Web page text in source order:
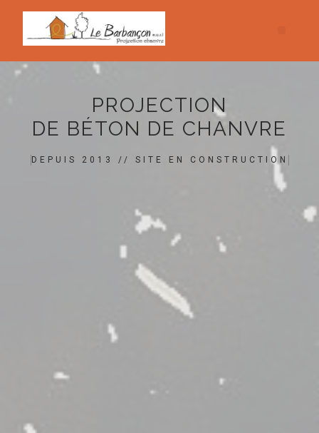
PROJECTION
DE BÉTON DE CHANVRE
DEPUIS 2013 // SITE EN CONSTRUCTION